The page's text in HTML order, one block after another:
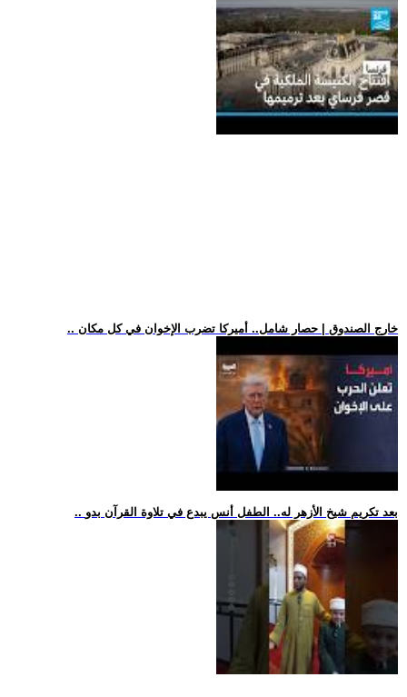
.. خارج الصندوق | حصار شامل.. أميركا تضرب الإخوان في كل مكان
.. بعد تكريم شيخ الأزهر له.. الطفل أنس يبدع في تلاوة القرآن بدو